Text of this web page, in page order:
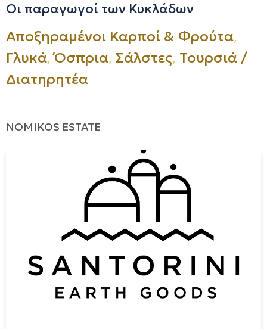
Οι παραγωγοί των Κυκλάδων
Αποξηραμένοι Καρποί & Φρούτα,
Γλυκά,Όσπρια, Σάλστες, Τουρσιά /
Διατηρητέα
NOMIKOS ESTATE